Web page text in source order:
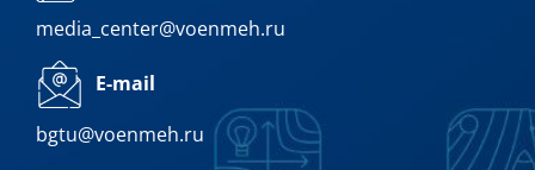
media_center@voenmeh.ru
E-mail
bgtu@voenmeh.ru